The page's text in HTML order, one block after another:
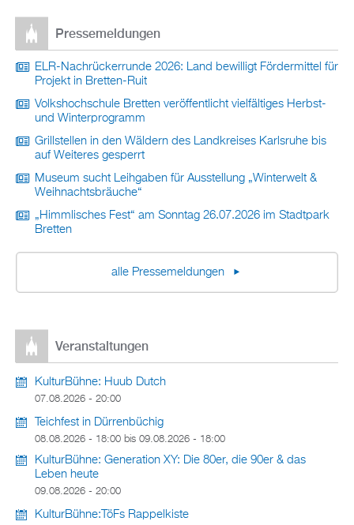
Pressemeldungen
ELR-Nachrückerrunde 2026: Land bewilligt Fördermittel für
Projekt in Bretten-Ruit
Volkshochschule Bretten veröffentlicht vielfältiges Herbst-
und Winterprogramm
Grillstellen in den Wäldern des Landkreises Karlsruhe bis
auf Weiteres gesperrt
Museum sucht Leihgaben für Ausstellung „Winterwelt &
Weihnachtsbräuche“
„Himmlisches Fest“ am Sonntag 26.07.2026 im Stadtpark
Bretten
alle Pressemeldungen
Veranstaltungen
KulturBühne: Huub Dutch
07.08.2026 - 20:00
Teichfest in Dürrenbüchig
08.08.2026 - 18:00 bis 09.08.2026 - 18:00
KulturBühne: Generation XY: Die 80er, die 90er & das
Leben heute
09.08.2026 - 20:00
KulturBühne:TöFs Rappelkiste